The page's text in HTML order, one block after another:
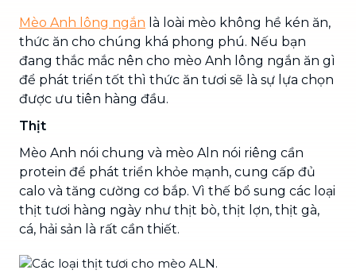
Mèo Anh lông ngắn là loài mèo không hề kén ăn,
thức ăn cho chúng khá phong phú. Nếu bạn
đang thắc mắc nên cho mèo Anh lông ngắn ăn gì
để phát triển tốt thì thức ăn tươi sẽ là sự lựa chọn
được ưu tiên hàng đầu.
Thịt
Mèo Anh nói chung và mèo Aln nói riêng cần
protein để phát triển khỏe mạnh, cung cấp đủ
calo và tăng cường cơ bắp. Vì thế bổ sung các loại
thịt tươi hàng ngày như thịt bò, thịt lợn, thịt gà,
cá, hải sản là rất cần thiết.